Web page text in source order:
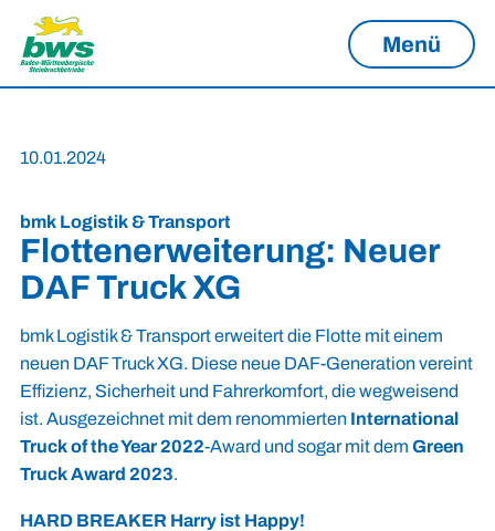
Menü
bmk Logistik & Transport
Flottenerweiterung: Neuer
DAF Truck XG
bmk Logistik & Transport erweitert die Flotte mit einem
neuen DAF Truck XG. Diese neue DAF-Generation vereint
Effizienz, Sicherheit und Fahrerkomfort, die wegweisend
ist. Ausgezeichnet mit dem renommierten International
TruckoftheYear 2022-Award und sogar mit dem Green
Truck Award 2023.
HARD BREAKER Harry ist Happy!
10.01.2024